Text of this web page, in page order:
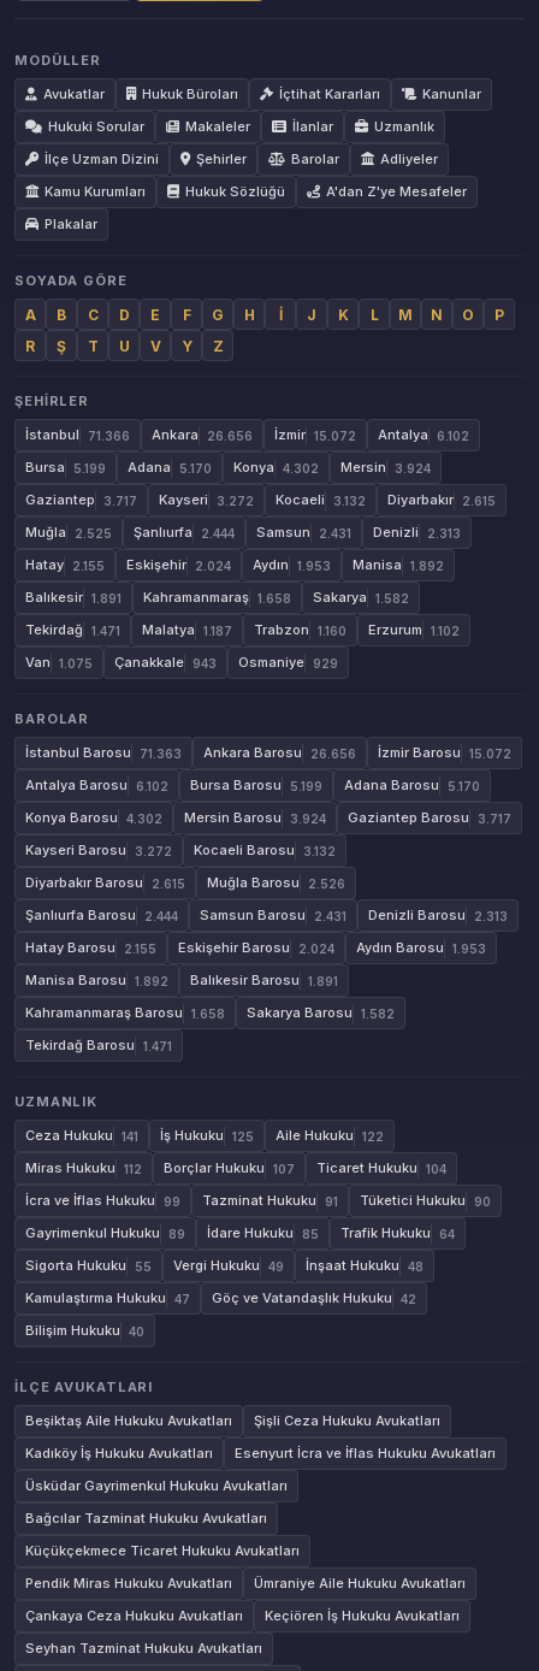
MODÜLLER
Avukatlar
Hukuk Büroları İçtihat Kararları
Kanunlar
Hukuki Sorular
Makaleler İlanlar
Uzmanlık
İlçe Uzman Dizini
Şehirler Barolar
Adliyeler
Kamu Kurumları
Hukuk Sözlüğü
A'dan Z'ye Mesafeler
Plakalar
SOYADA GÖRE
A B C D E F G H İ J K L M N O
P
R
Ş T U V Y Z
ŞEHIRLER
İstanbul
71.366 Ankara 26.656 İzmir 15.072 Antalya 6.102
Bursa 5.199 Adana 5.170 Konya 4.302 Mersin 3.924
Gaziantep 3.717 Kayseri 3.272 Kocaeli 3.132 Diyarbakır 2.615
Muğla 2.525 Şanlıurfa 2.444 Samsun 2.431 Denizli 2.313
Hatay 2.155 Eskişehir 2.024 Aydın 1.953 Manisa 1.892
Balıkesir 1.891 Kahramanmaraş 1.658 Sakarya 1.582
Tekirdağ 1.471 Malatya 1.187 Trabzon 1.160 Erzurum 1.102
Van 1.075 Çanakkale 943 Osmaniye 929
BAROLAR
İstanbul Barosu
71.363 Ankara Barosu 26.656 İzmir Barosu 15.072
Antalya Barosu 6.102 Bursa Barosu 5.199 Adana Barosu 5.170
Konya Barosu 4.302 Mersin Barosu 3.924 Gaziantep Barosu 3.717
Kayseri Barosu 3.272 Kocaeli Barosu 3.132
Diyarbakır Barosu 2.615 Muğla Barosu 2.526
Şanlıurfa Barosu 2.444 Samsun Barosu 2.431 Denizli Barosu 2.313
Hatay Barosu 2.155 Eskişehir Barosu 2.024 Aydın Barosu 1.953
Manisa Barosu 1.892 Balıkesir Barosu 1.891
Kahramanmaraş Barosu 1.658 Sakarya Barosu 1.582
Tekirdağ Barosu 1.471
UZMANLIK
Ceza Hukuku
141 İş Hukuku 125 Aile Hukuku 122
Miras Hukuku 112 Borçlar Hukuku 107 Ticaret Hukuku 104
İcra ve İflas Hukuku 99 Tazminat Hukuku 91 Tüketici Hukuku 90
Gayrimenkul Hukuku 89 İdare Hukuku 85 Trafik Hukuku 64
Sigorta Hukuku 55 Vergi Hukuku 49 İnşaat Hukuku 48
Kamulaştırma Hukuku 47 Göç ve Vatandaşlık Hukuku 42
Bilişim Hukuku 40
İLÇE AVUKATLARI
Beşiktaş Aile Hukuku Avukatları
Şişli Ceza Hukuku Avukatları
Kadıköy İş Hukuku Avukatları
Esenyurt İcra ve İflas Hukuku Avukatları
Üsküdar Gayrimenkul Hukuku Avukatları
Bağcılar Tazminat Hukuku Avukatları
Küçükçekmece Ticaret Hukuku Avukatları
Pendik Miras Hukuku Avukatları
Ümraniye Aile Hukuku Avukatları
Çankaya Ceza Hukuku Avukatları
Keçiören İş Hukuku Avukatları
Seyhan Tazminat Hukuku Avukatları